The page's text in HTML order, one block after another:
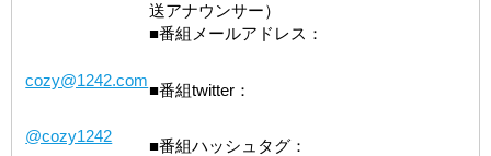
送アナウンサー）
■番組メールアドレス：
cozy@1242.com■番組twitter：
@cozy1242 ■番組ハッシュタグ：